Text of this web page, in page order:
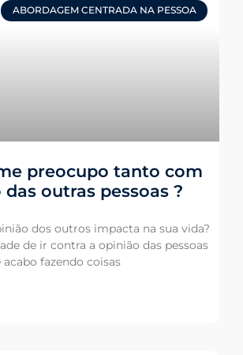
ABORDAGEM CENTRADA NA PESSOA
preocupo tanto com
outras pessoas ?
dos outros impacta na sua vida?
de ir contra a opinião das pessoas
fazendo coisas